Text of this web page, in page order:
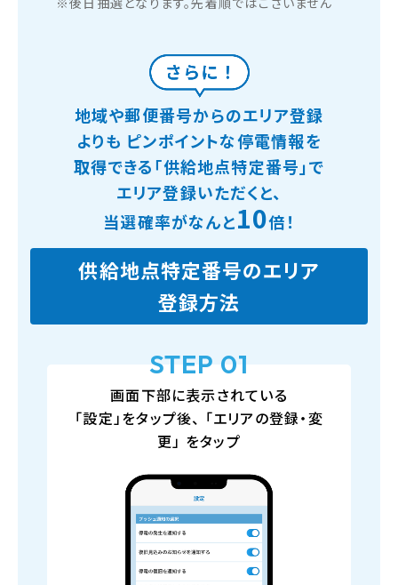
地域や郵便番号からのエリア登録
よりも ピンポイントな停電情報を
取得できる「供給地点特定番号」で
エリア登録いただくと、
当選確率がなんと10倍！
供給地点特定番号のエリア
登録方法
STEP 01
画面下部に表示されている
「設定」をタップ後、 「エリアの登録・変
更」 をタップ